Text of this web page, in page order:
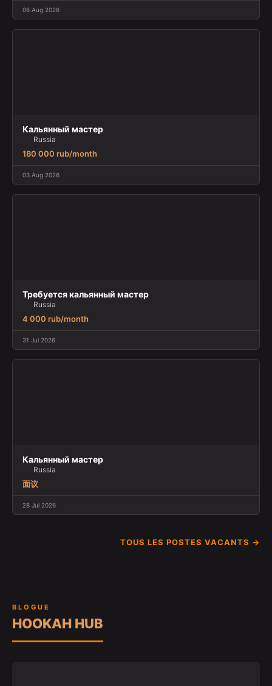
06 Aug 2026
Кальянный мастер
Russia
180 000 rub/month
03 Aug 2026
Требуется кальянный мастер
Russia
4 000 rub/month
31 Jul 2026
Кальянный мастер
Russia
面议
28 Jul 2026
TOUS LES POSTES VACANTS →
BLOGUE
HOOKAH HUB